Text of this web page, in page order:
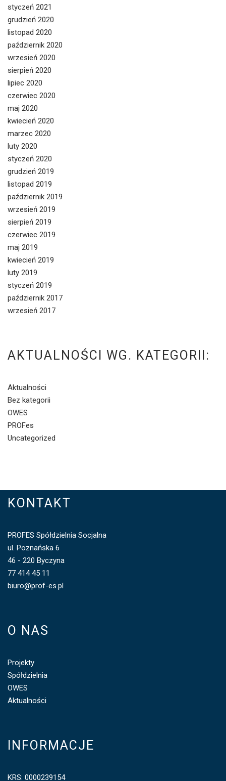
styczeń 2021
grudzień 2020
listopad 2020
październik 2020
wrzesień 2020
sierpień 2020
lipiec 2020
czerwiec 2020
maj 2020
kwiecień 2020
marzec 2020
luty 2020
styczeń 2020
grudzień 2019
listopad 2019
październik 2019
wrzesień 2019
sierpień 2019
czerwiec 2019
maj 2019
kwiecień 2019
luty 2019
styczeń 2019
październik 2017
wrzesień 2017
AKTUALNOŚCI WG. KATEGORII:
Aktualności
Bez kategorii
OWES
PROFes
Uncategorized
KONTAKT
PROFES Spółdzielnia Socjalna
ul. Poznańska 6
46 - 220 Byczyna
77 414 45 11
biuro@prof-es.pl
O NAS
Projekty
Spółdzielnia
OWES
Aktualności
INFORMACJE
KRS: 0000239154